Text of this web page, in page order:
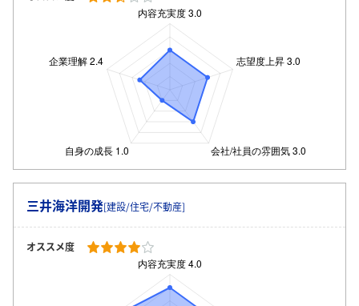
三井海洋開発[建設/住宅/不動産]
オススメ度